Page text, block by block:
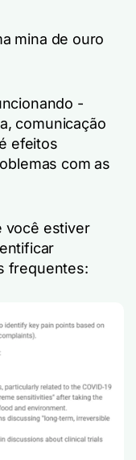
mina de ouro
-
comunicação
efeitos
com as
você estiver
frequentes: